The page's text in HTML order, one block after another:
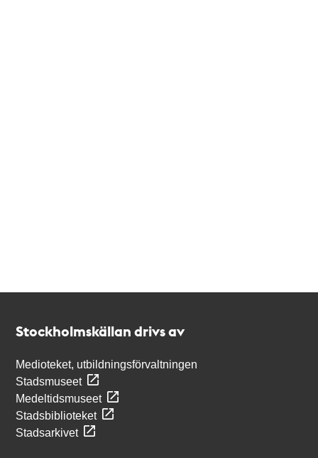
Stockholmskällan drivs av
Medioteket, utbildningsförvaltningen
Stadsmuseet
Medeltidsmuseet
Stadsbiblioteket
Stadsarkivet